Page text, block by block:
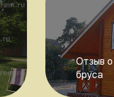
Отзыв
бруса